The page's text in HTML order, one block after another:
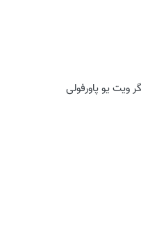
ویت یو پاورفولی